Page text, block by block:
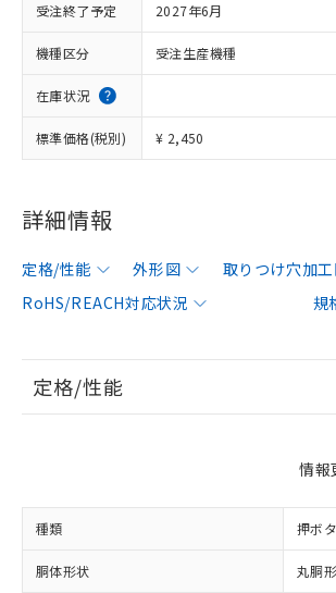
受注終了予定 2027年6月
機種区分 受注生産機種
在庫状況
標準価格(税別) ¥ 2,450
詳細情報
定格/性能 外形図 取りつけ穴加
RoHS/REACH対応状況
規
定格/性能
情報
種類 押ボ
胴体形状 丸胴